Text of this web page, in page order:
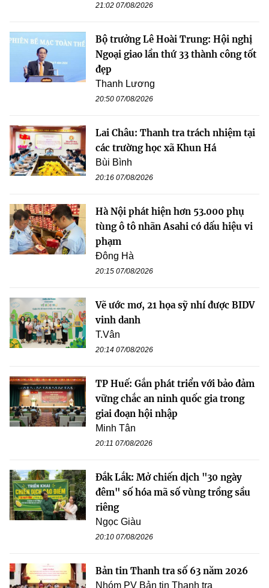
21:02 07/08/2026
Bộ trưởng Lê Hoài Trung: Hội nghị
Ngoại giao lần thứ 33 thành công tốt
đẹp
Thanh Lương
20:50 07/08/2026
Lai Châu: Thanh tra trách nhiệm tại
các trường học xã Khun Há
Bùi Bình
20:16 07/08/2026
Hà Nội phát hiện hơn 53.000 phụ
tùng ô tô nhãn Asahi có dấu hiệu vi
phạm
Đông Hà
20:15 07/08/2026
Vẽ ước mơ, 21 họa sỹ nhí được BIDV
vinh danh
T.Vân
20:14 07/08/2026
TP Huế: Gắn phát triển với bảo đảm
vững chắc an ninh quốc gia trong
giai đoạn hội nhập
Minh Tân
20:11 07/08/2026
Đắk Lắk: Mở chiến dịch "30 ngày
đêm" số hóa mã số vùng trồng sầu
riêng
Ngọc Giàu
20:10 07/08/2026
Bản tin Thanh tra số 63 năm 2026
Nhóm PV Bản tin Thanh tra